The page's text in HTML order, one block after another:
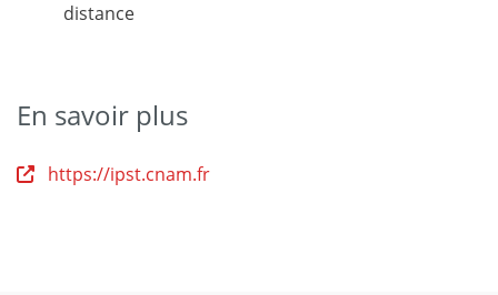
distance
En savoir plus
https://ipst.cnam.fr